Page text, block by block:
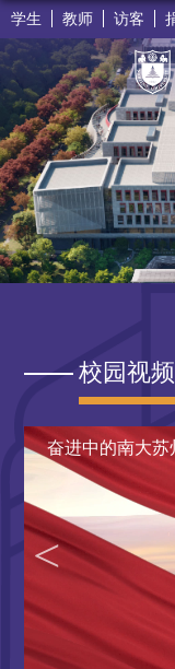
学生 教师 访客
校园视频
奋进中的南大苏